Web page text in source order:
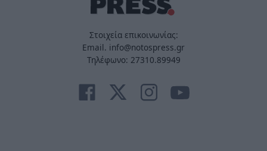
Στοιχεία επικοινωνίας:
Email. info@notospress.gr
Τηλέφωνο: 27310.89949